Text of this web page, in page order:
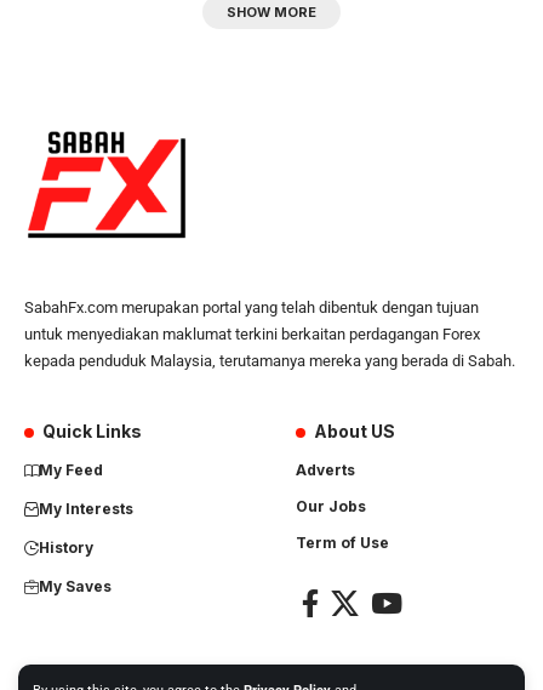
SHOW MORE
SabahFx.com merupakan portal yang telah dibentuk dengan tujuan
untuk menyediakan maklumat terkini berkaitan perdagangan Forex
kepada penduduk Malaysia, terutamanya mereka yang berada di Sabah.
Quick Links
My Feed
My Interests
History
My Saves
About US
Adverts
Our Jobs
Term of Use